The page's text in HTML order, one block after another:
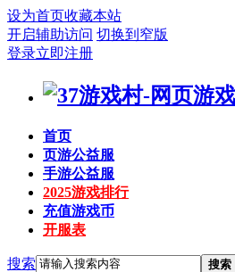
设为首页收藏本站
开启辅助访问 切换到窄版
登录立即注册
首页
页游公益服
手游公益服
2025游戏排行
充值游戏币
开服表
搜索 搜索